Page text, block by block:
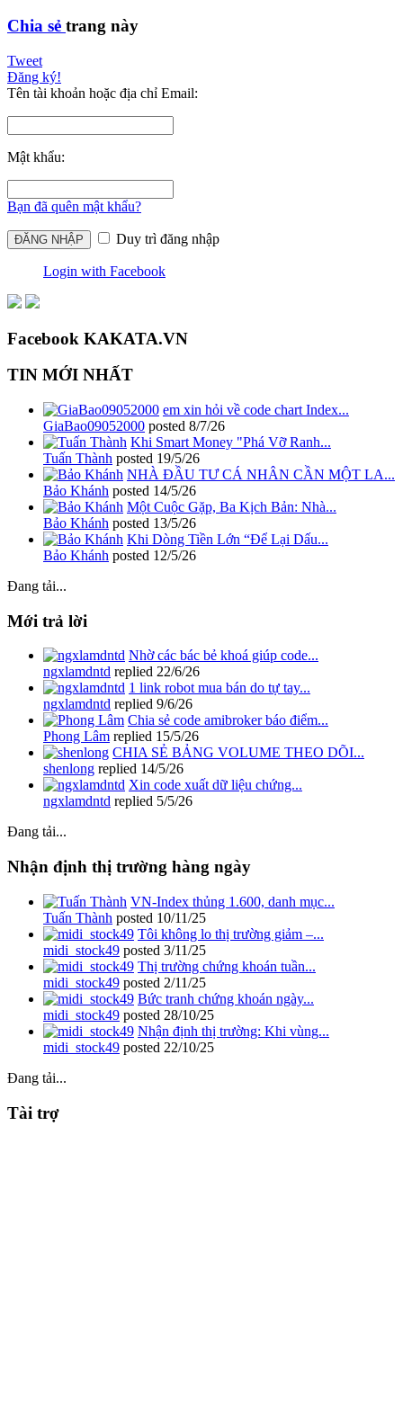
Chia sẻ trang này
Tweet
Đăng ký!
Tên tài khoản hoặc địa chỉ Email:
Mật khẩu:
Bạn đã quên mật khẩu?
Duy trì đăng nhập
Login with Facebook
Facebook KAKATA.VN
TIN MỚI NHẤT
em xin hỏi về code chart Index...
GiaBao09052000 posted 8/7/26
Khi Smart Money "Phá Vỡ Ranh...
Tuấn Thành posted 19/5/26
NHÀ ĐẦU TƯ CÁ NHÂN CẦN MỘT LA...
Bảo Khánh posted 14/5/26
Một Cuộc Gặp, Ba Kịch Bản: Nhà...
Bảo Khánh posted 13/5/26
Khi Dòng Tiền Lớn “Để Lại Dấu...
Bảo Khánh posted 12/5/26
Đang tải...
Mới trả lời
Nhờ các bác bẻ khoá giúp code...
ngxlamdntd replied 22/6/26
1 link robot mua bán do tự tay...
ngxlamdntd replied 9/6/26
Chia sẻ code amibroker báo điểm...
Phong Lâm replied 15/5/26
CHIA SẺ BẢNG VOLUME THEO DÕI...
shenlong replied 14/5/26
Xin code xuất dữ liệu chứng...
ngxlamdntd replied 5/5/26
Đang tải...
Nhận định thị trường hàng ngày
VN-Index thủng 1.600, danh mục...
Tuấn Thành posted 10/11/25
Tôi không lo thị trường giảm –...
midi_stock49 posted 3/11/25
Thị trường chứng khoán tuần...
midi_stock49 posted 2/11/25
Bức tranh chứng khoán ngày...
midi_stock49 posted 28/10/25
Nhận định thị trường: Khi vùng...
midi_stock49 posted 22/10/25
Đang tải...
Tài trợ